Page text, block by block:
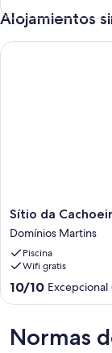
Alojamientos
Sítio
da
Cachoeirinha
Paraju
Domingos
Martins
Sítio da
Domínios Martins
Piscina
Wifi gratis
10.0
sobre
Excepcional,
(1 comentario)
10/10 Excepcional
Sítio da
Normas